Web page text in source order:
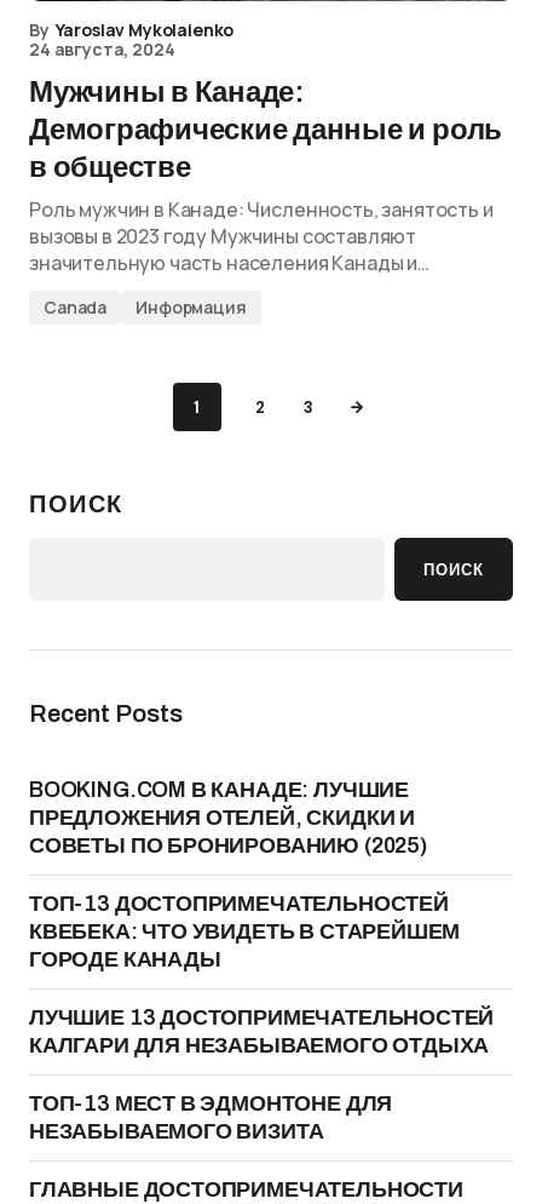
By Yaroslav Mykolaienko
24 августа, 2024
Мужчины в Канаде:
Демографические данные и роль
в обществе
Роль мужчин в Канаде: Численность, занятость и
вызовы в 2023 году Мужчины составляют
значительную часть населения Канады и…
Canada Информация
1 2 3
ПОИСК
ПОИСК
Recent Posts
BOOKING.COM В КАНАДЕ: ЛУЧШИЕ
ПРЕДЛОЖЕНИЯ ОТЕЛЕЙ, СКИДКИ И
СОВЕТЫ ПО БРОНИРОВАНИЮ (2025)
ТОП-13 ДОСТОПРИМЕЧАТЕЛЬНОСТЕЙ
КВЕБЕКА: ЧТО УВИДЕТЬ В СТАРЕЙШЕМ
ГОРОДЕ КАНАДЫ
ЛУЧШИЕ 13 ДОСТОПРИМЕЧАТЕЛЬНОСТЕЙ
КАЛГАРИ ДЛЯ НЕЗАБЫВАЕМОГО ОТДЫХА
ТОП-13 МЕСТ В ЭДМОНТОНЕ ДЛЯ
НЕЗАБЫВАЕМОГО ВИЗИТА
ГЛАВНЫЕ ДОСТОПРИМЕЧАТЕЛЬНОСТИ